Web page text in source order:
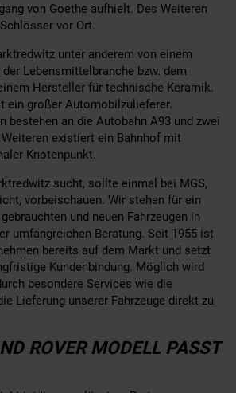
von Goethe aufhielt. Des Weiteren
vor Ort.
unter anderem von einem
Lebensmittelbranche bzw. dem
Hersteller für technische Keramik.
ein großer Automobilzulieferer.
bestehen an die Autobahn A93 und zwei
existiert ein Bahnhof mit
Knotenpunkt.
sucht, sollte einmal bei MGS,
vorbeischauen. Wir stehen für ein
und neuen Fahrzeugen in
umfangreichen Beratung. Seit 1955 ist
bereits auf dem Markt und setzt
Kundenbindung. Möglich wird
besondere Services wie die
Lieferung unserer Fahrzeuge direkt zu
ROVER MODELL PASST